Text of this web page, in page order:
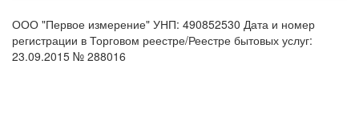
ООО "Первое измерение" УНП: 490852530 Дата и номер
регистрации в Торговом реестре/Реестре бытовых услуг:
23.09.2015 № 288016